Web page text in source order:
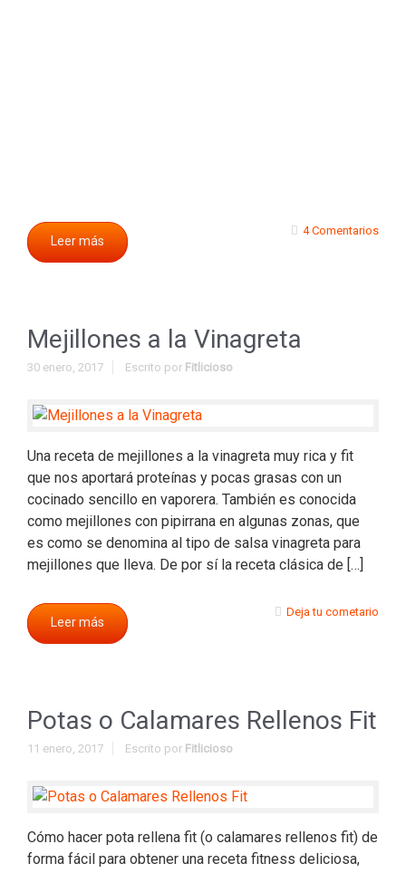
Leer más
4 Comentarios
Mejillones a la Vinagreta
30 enero, 2017 Escrito por Fitlicioso
Una receta de mejillones a la vinagreta muy rica y fit
que nos aportará proteínas y pocas grasas con un
cocinado sencillo en vaporera. También es conocida
como mejillones con pipirrana en algunas zonas, que
es como se denomina al tipo de salsa vinagreta para
mejillones que lleva. De por sí la receta clásica de […]
Leer más
Deja tu cometario
Potas o Calamares Rellenos Fit
11 enero, 2017 Escrito por Fitlicioso
Cómo hacer pota rellena fit (o calamares rellenos fit) de
forma fácil para obtener una receta fitness deliciosa,